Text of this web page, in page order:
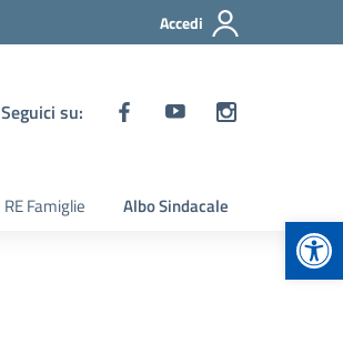
Accedi
Seguici su:
RE Famiglie Albo Sindacale